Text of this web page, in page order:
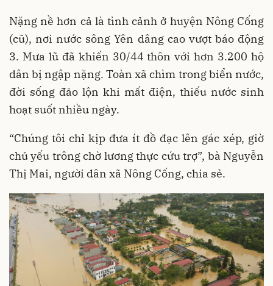
Nặng nề hơn cả là tình cảnh ở huyện Nông Cống
(cũ), nơi nước sông Yên dâng cao vượt báo động
3. Mưa lũ đã khiến 30/44 thôn với hơn 3.200 hộ
dân bị ngập nặng. Toàn xã chìm trong biển nước,
đời sống đảo lộn khi mất điện, thiếu nước sinh
hoạt suốt nhiều ngày.
“Chúng tôi chỉ kịp đưa ít đồ đạc lên gác xép, giờ
chủ yếu trông chờ lương thực cứu trợ”, bà Nguyễn
Thị Mai, người dân xã Nông Cống, chia sẻ.